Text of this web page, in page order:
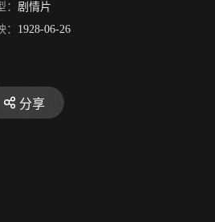
： 剧情片
： 1928-06-26
分享